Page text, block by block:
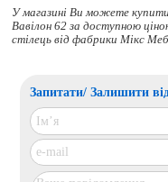
У магазині Ви можете
Вавілон 62 за доступною
стілецьвід фабрики Мікс
Запитати/ Залишити